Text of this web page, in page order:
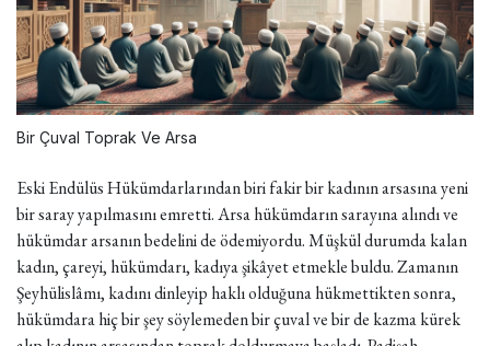
Bir Çuval Toprak Ve Arsa
Eski Endülüs Hükümdarlarından biri fakir bir kadının arsasına yeni
bir saray yapılmasını emretti. Arsa hükümdarın sarayına alındı ve
hükümdar arsanın bedelini de ödemiyordu. Müşkül durumda kalan
kadın, çareyi, hükümdarı, kadıya şikâyet etmekle buldu. Zamanın
Şeyhülislâmı, kadını dinleyip haklı olduğuna hükmettikten sonra,
hükümdara hiç bir şey söylemeden bir çuval ve bir de kazma kürek